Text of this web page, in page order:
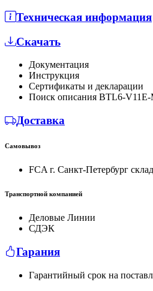
Техническая информация
Скачать
Документация
Инструкция
Сертификаты и декларации
Поиск описания BTL6-V11E-
Доставка
Самовывоз
FCA г. Санкт-Петербург
Транспортной компанией
Деловые Линии
СДЭК
Гарания
Гарантийный срок на